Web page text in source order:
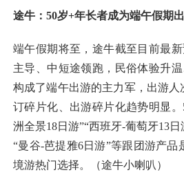
途牛：50岁+年长者成为端午假期
端午假期将至，途牛截至目前最
主导、中短途领跑，民俗体验升
构成了端午出游的主力军，出游
订碎片化、出游碎片化趋势明显
洲全景18日游”“西班牙-葡萄牙13
“曼谷-芭提雅6日游”等跟团游产
境游热门选择。（途牛小喇叭）